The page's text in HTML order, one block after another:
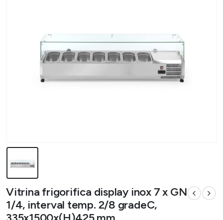
Vitrina frigorifica display inox 7 x GN
1/4, interval temp. 2/8 gradeC,